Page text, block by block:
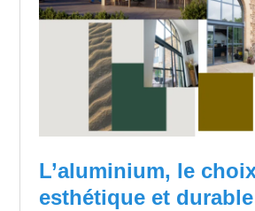
L’aluminium, le
esthétique et